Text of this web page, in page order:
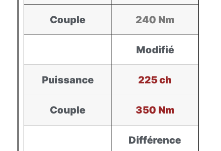
Couple 240 Nm
Modifié
Puissance 225 ch
Couple 350 Nm
Différence